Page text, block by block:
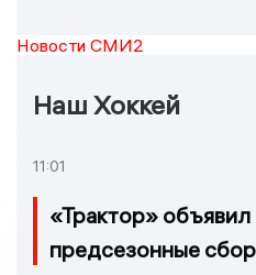
Новости СМИ2
Наш Хоккей
11:01
«Трактор» объявил
предсезонные